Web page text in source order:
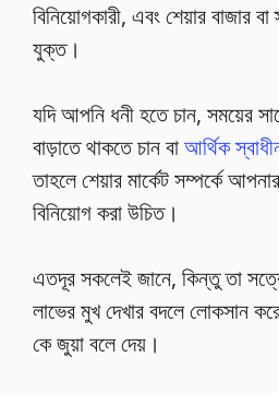
বিনিয়োগকারী, এবং শেয়ার বাজার
যুক্ত।
যদি আপনি ধনী হতে চান, সময়ের
বাড়াতে থাকতে চান বাআর্থিক
তাহলে শেয়ার মার্কেট সম্পর্কে
বিনিয়োগ করা উচিত।
এতদূর সকলেই জানে, কিন্তু তা
লাভের মুখ দেখার বদলে লোকসান
কে জুয়া বলে দেয়।